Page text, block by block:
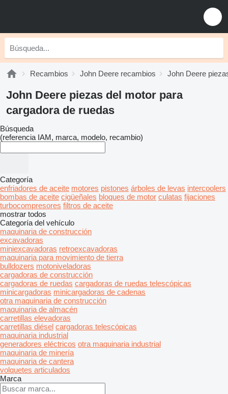
Recambios John Deere recambios John Deere
John Deere piezas del motor para
cargadora de ruedas
Búsqueda
(referencia IAM, marca, modelo, recambio)
Categoría
enfriadores de aceite motores pistones árboles de levas intercoolers
bombas de aceite cigüeñales bloques de motor culatas fijaciones
turbocompresores filtros de aceite
mostrar todos
Categoría del vehículo
maquinaria de construcción
excavadoras
miniexcavadoras retroexcavadoras
maquinaria para movimiento de tierra
bulldozers motoniveladoras
cargadoras de construcción
cargadoras de ruedas cargadoras de ruedas telescópicas
minicargadoras minicargadoras de cadenas
otra maquinaria de construcción
maquinaria de almacén
carretillas elevadoras
carretillas diésel cargadoras telescópicas
maquinaria industrial
generadores eléctricos otra maquinaria industrial
maquinaria de minería
maquinaria de cantera
volquetes articulados
Marca